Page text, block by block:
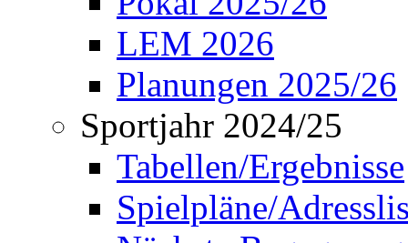
LEM 2026
Planungen 2025/26
Sportjahr 2024/25
Tabellen/Ergebnisse
Spielpläne/